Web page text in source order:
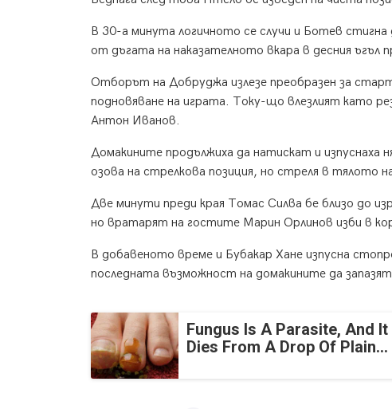
В 30-а минута логичното се случи и Ботев
от дъгата на наказателното вкара в десния
Отборът на Добруджа излезе преобразен за
подновяване на играта. Току-що влезлият като
Антон Иванов.
Домакините продължиха да натискат и
озова на стрелкова позиция, но стреля в тялото
Две минути преди края Томас Силва бе близо до
но вратарят на гостите Марин Орлинов изби в
В добавеното време и Бубакар Хане изпусна
последната възможност на домакините да
Fungus Is A Parasite, And It
Dies From A Drop Of Plain...